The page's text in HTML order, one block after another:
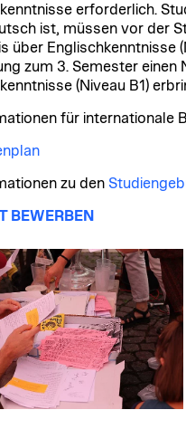
erforderlich.
ist, müssen vor der
über Englischkenntnisse
zum 3. Semester einen
(Niveau B1)
für internationale
zu den
BEWERBEN